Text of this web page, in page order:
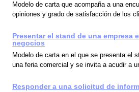
Modelo de carta que acompaña a una
opiniones y grado de satisfacción de los
Presentar el stand de una empresa
negocios
Modelo de carta en el que se presenta el
una feria comercial y se invita a acudir a
Responder a una solicitud de